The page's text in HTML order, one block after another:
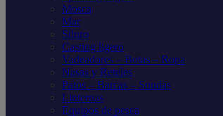
Mosca
Mar
Siluro
Casting ligero
Vadeadores – Botas – Ropa
Nasas y Reteles
Patos – Barcas – Sondas
Linternas
Equipos de pesca